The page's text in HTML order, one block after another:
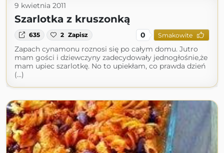
9 kwietnia 2011
Szarlotka z kruszonką
635 2 Zapisz 0 Smakowite
Zapach cynamonu roznosi się po całym domu. Jutro
mam gości i dziewczyny zadecydowały jednogłośnie,że
mam upiec szarlotkę. No to upiekłam, co prawda dzień
(...)